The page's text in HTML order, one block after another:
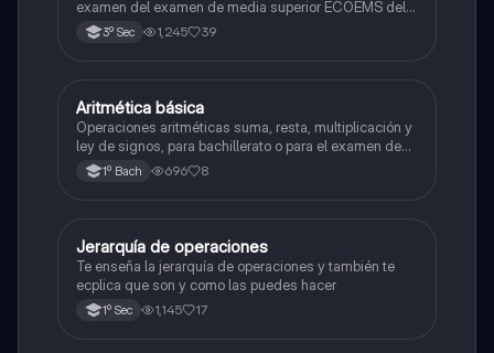
examen del examen de media superior ECOEMS del
valle de México
3º Sec 1,245 39
Matemáticas
Aritmética básica
Operaciones aritméticas suma, resta, multiplicación y
ley de signos, para bachillerato o para el examen de
admisión a la universidad
1º Bach 696 8
Matemáticas
Jerarquía de operaciones
Te enseña la jerarquía de operaciones y también te
ecplica que son y como las puedes hacer
1º Sec 1,145 17